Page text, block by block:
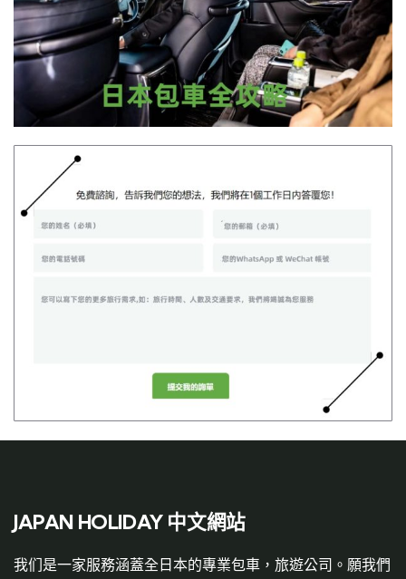
JAPAN HOLIDAY 中文網站
我们是一家服務涵蓋全日本的專業包車，旅遊公司。願我們